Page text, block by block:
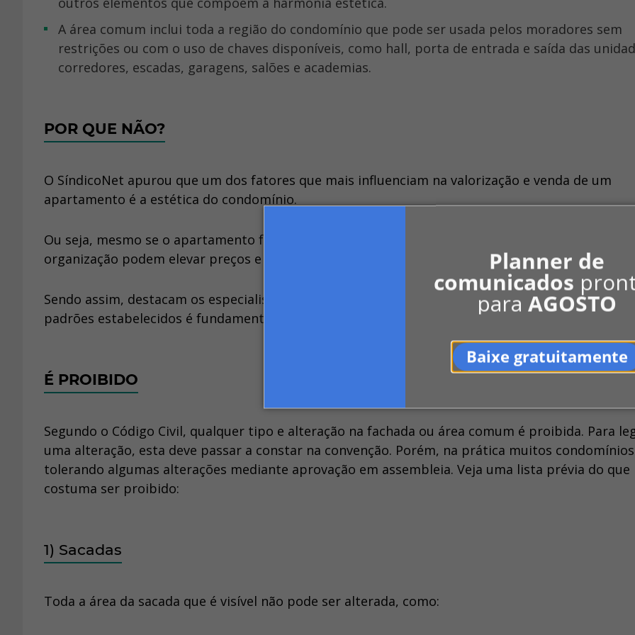
Planner de
comunicados
paraAGOSTO
Baixe gratuitamente
A área comum inclui toda a região do condomínio que pode ser usada pelos moradores sem
restrições ou com o uso de chaves disponíveis, como hall, porta de entrada e saída das
corredores, escadas, garagens, salões e academias.
POR QUE NÃO?
O SíndicoNet apurou que um dos fatores que mais influenciam na valorização e venda de um
apartamento é a estética do condomínio.
Ou seja, mesmo se o apartamento for pequeno ou se a localização não for das melhores, a
organização podem elevar preços e atrair compradores.
Sendo assim, destacam os especialistas, manter a fachada e a área comum organizadas e dentro
padrões estabelecidos é fundamental.
É PROIBIDO
Segundo o Código Civil, qualquer tipo e alteração na fachada ou área comum é proibida. Para
uma alteração, esta deve passar a constar na convenção. Porém, na prática muitos
tolerando algumas alterações mediante aprovação em assembleia. Veja uma lista prévia do que
costuma ser proibido:
1) Sacadas
Toda a área da sacada que é visível não pode ser alterada, como: